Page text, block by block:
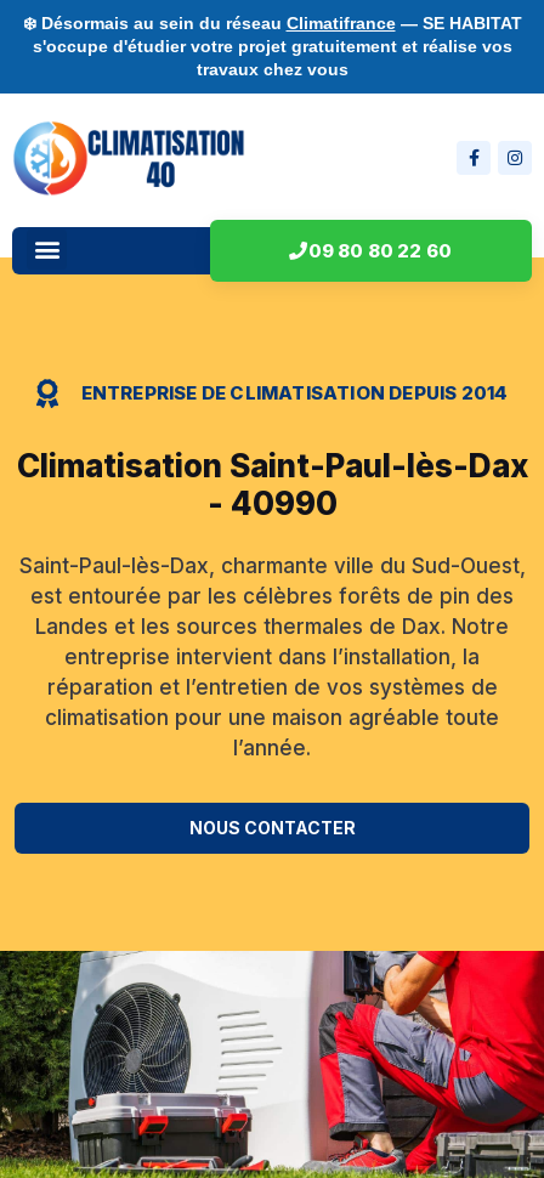
❄️ Désormais au sein du réseau Climatifrance— SE HABITAT
s'occupe d'étudier votre projet gratuitement et réalise vos
travaux chez vous
09 80 80 22 60
ENTREPRISE DE CLIMATISATION DEPUIS 2014
Climatisation Saint-Paul-lès-Dax
- 40990
Saint-Paul-lès-Dax, charmante ville du Sud-Ouest,
est entourée par les célèbres forêts de pin des
Landes et les sources thermales de Dax. Notre
entreprise intervient dans l’installation, la
réparation et l’entretien de vos systèmes de
climatisation pour une maison agréable toute
l’année.
NOUS CONTACTER